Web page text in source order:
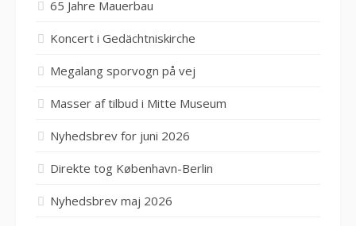
65 Jahre Mauerbau
Koncert i Gedächtniskirche
Megalang sporvogn på vej
Masser af tilbud i Mitte Museum
Nyhedsbrev for juni 2026
Direkte tog København-Berlin
Nyhedsbrev maj 2026